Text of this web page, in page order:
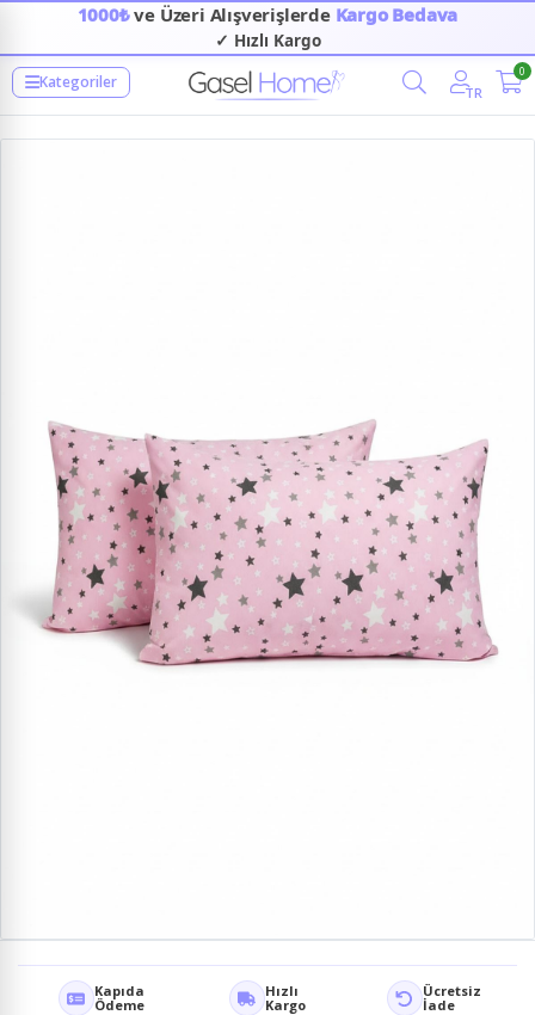
1000₺ve Üzeri Alışverişlerde Kargo Bedava
✓ Hızlı Kargo
Kategoriler
TR
0
Kapıda
Ödeme
Hızlı
Kargo
Ücretsiz
İade